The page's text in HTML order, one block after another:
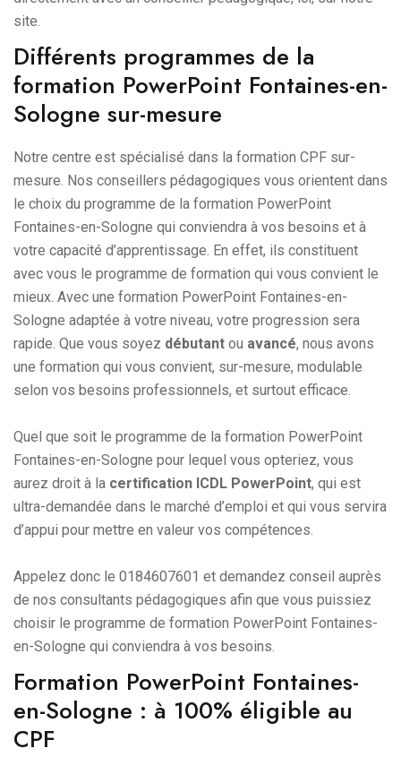
site.
Différents programmes de la
formation PowerPoint Fontaines-en-
Sologne sur-mesure
Notre centre est spécialisé dans la formation CPF sur-
mesure. Nos conseillers pédagogiques vous orientent dans
le choix du programme de la formation PowerPoint
Fontaines-en-Sologne qui conviendra à vos besoins et à
votre capacité d’apprentissage. En effet, ils constituent
avec vous le programme de formation qui vous convient le
mieux. Avec une formation PowerPoint Fontaines-en-
Sologne adaptée à votre niveau, votre progression sera
rapide. Que vous soyez débutant ou avancé, nous avons
une formation qui vous convient, sur-mesure, modulable
selon vos besoins professionnels, et surtout efficace.
Quel que soit le programme de la formation PowerPoint
Fontaines-en-Sologne pour lequel vous opteriez, vous
aurez droit à la certification ICDL PowerPoint, qui est
ultra-demandée dans le marché d’emploi et qui vous servira
d’appui pour mettre en valeur vos compétences.
Appelez donc le 0184607601 et demandez conseil auprès
de nos consultants pédagogiques afin que vous puissiez
choisir le programme de formation PowerPoint Fontaines-
en-Sologne qui conviendra à vos besoins.
Formation PowerPoint Fontaines-
en-Sologne : à 100% éligible au
CPF